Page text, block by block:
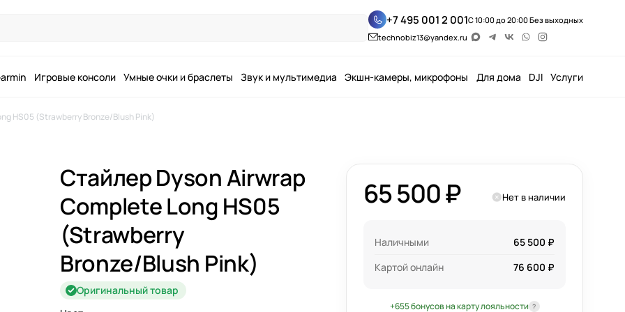
+7 495 001 2 001С 10:00 до 20:00 Без выходных
technobiz13@yandex.ru
Игровые консоли Умные очки и браслеты Звук и мультимедиа Экшн-камеры, микрофоны Для дома DJI Услуги
HS05 (Strawberry Bronze/Blush Pink)
Стайлер Dyson Airwrap
Complete Long HS05
(Strawberry
Bronze/Blush Pink)
Оригинальный товар
65 500 ₽ Нет в наличии
Наличными
65 500 ₽
Картой онлайн
76 600 ₽
+655 бонусов на карту лояльности ?